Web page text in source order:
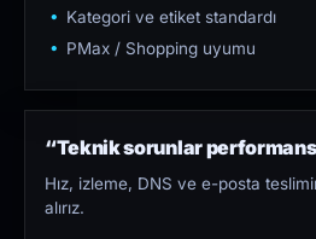
Kategori ve etiket standardı
PMax / Shopping uyumu
“Teknik sorunlar
Hız, izleme, DNS ve e-posta
alırız.